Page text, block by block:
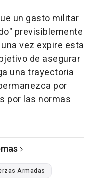
un gasto militar
previsiblemente
vez expire esta
de asegurar
una trayectoria
por
por las normas
Armadas